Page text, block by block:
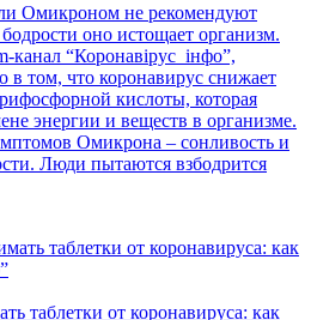
Омикроном не рекомендуют
оно истощает организм.
“Коронавірус_інфо”,
в том, что коронавирус снижает
кислоты, которая
энергии и веществ в организме.
Омикрона – сонливость и
Люди пытаются взбодрится
таблетки от коронавируса: как